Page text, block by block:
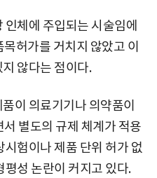
체에 주입되는 시술임에
허가를 거치지 않았고 이
않다는 점이다.
이 의료기기나 의약품이
별도의 규제 체계가 적용
험이나 제품 단위 허가 없
성 논란이 커지고 있다.